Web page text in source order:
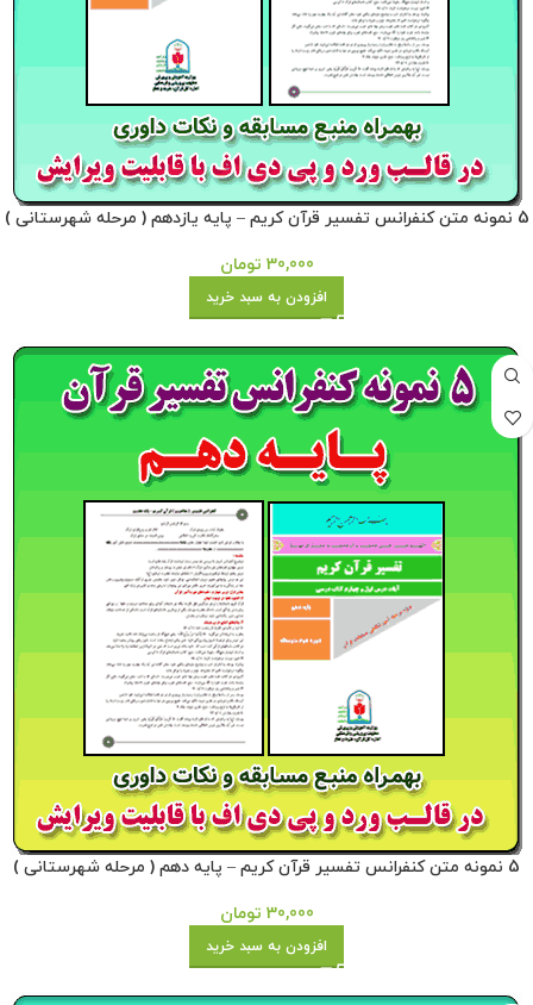
5 نمونه متن کنفرانس تفسیر قرآن کریم – پایه یازدهم ( مرحله شهرستانی )
30,000 تومان
افزودن به سبد خرید
5 نمونه متن کنفرانس تفسیر قرآن کریم – پایه دهم ( مرحله شهرستانی )
30,000 تومان
افزودن به سبد خرید